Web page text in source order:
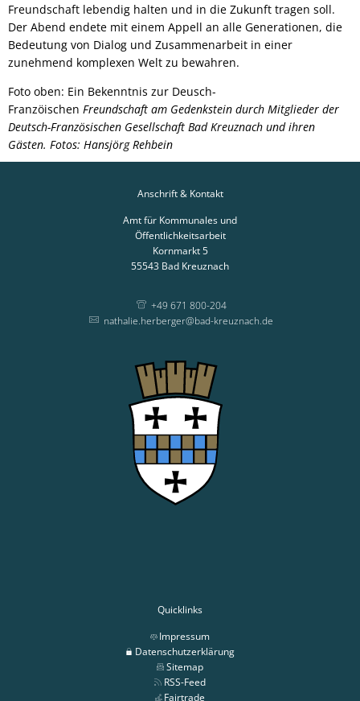
Freundschaft lebendig halten und in die Zukunft tragen soll.
Der Abend endete mit einem Appell an alle Generationen, die
Bedeutung von Dialog und Zusammenarbeit in einer
zunehmend komplexen Welt zu bewahren.
Foto oben: Ein Bekenntnis zur Deusch-
Franzöischen Freundschaft am Gedenkstein durch Mitglieder der
Deutsch-Französischen Gesellschaft Bad Kreuznach und ihren
Gästen. Fotos: Hansjörg Rehbein
Anschrift & Kontakt
Amt für Kommunales und
Öffentlichkeitsarbeit
Kornmarkt 5
55543 Bad Kreuznach
+49 671 800-204
nathalie.herberger@bad-kreuznach.de
Quicklinks
Impressum
Datenschutzerklärung
Sitemap
RSS-Feed
Fairtrade